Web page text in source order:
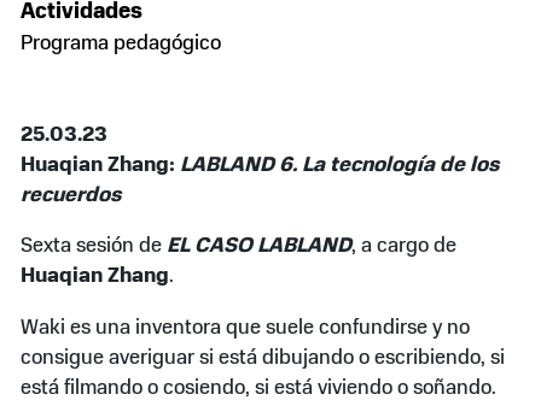
Actividades
Programa pedagógico
25.03.23
Huaqian Zhang: LABLAND 6. La tecnología de los
recuerdos
Sexta sesión de EL CASO LABLAND, a cargo de
Huaqian Zhang.
Waki es una inventora que suele confundirse y no
consigue averiguar si está dibujando o escribiendo, si
está filmando o cosiendo, si está viviendo o soñando.